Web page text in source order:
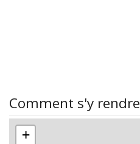
Comment s'y rendre
+